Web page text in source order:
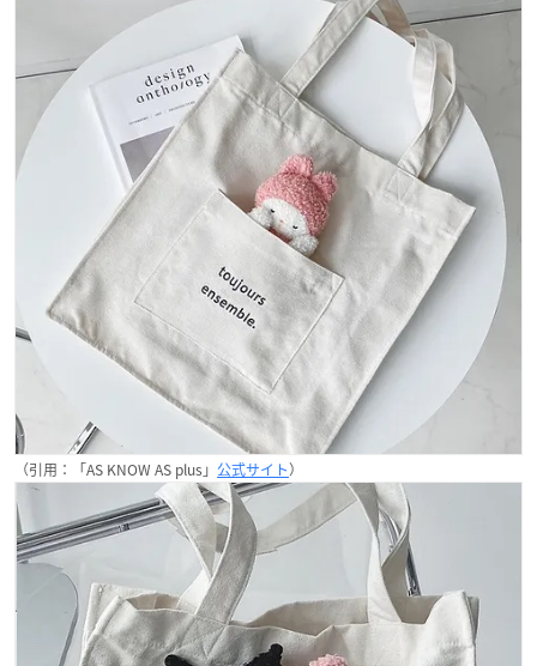
（引用：「AS KNOW AS plus」 公式サイト）